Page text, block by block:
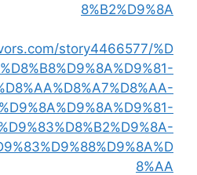
8%B2%D9%8A
story4466577/%D
8%AA